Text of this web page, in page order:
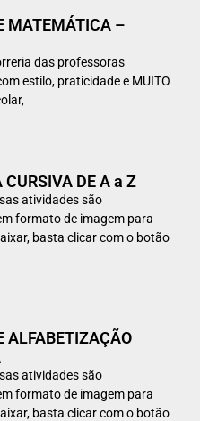
MATEMÁTICA –
das professoras
estilo, praticidade e MUITO
DE A a Z
atividades são
formato de imagem para
basta clicar com o botão
ALFABETIZAÇÃO
atividades são
formato de imagem para
basta clicar com o botão